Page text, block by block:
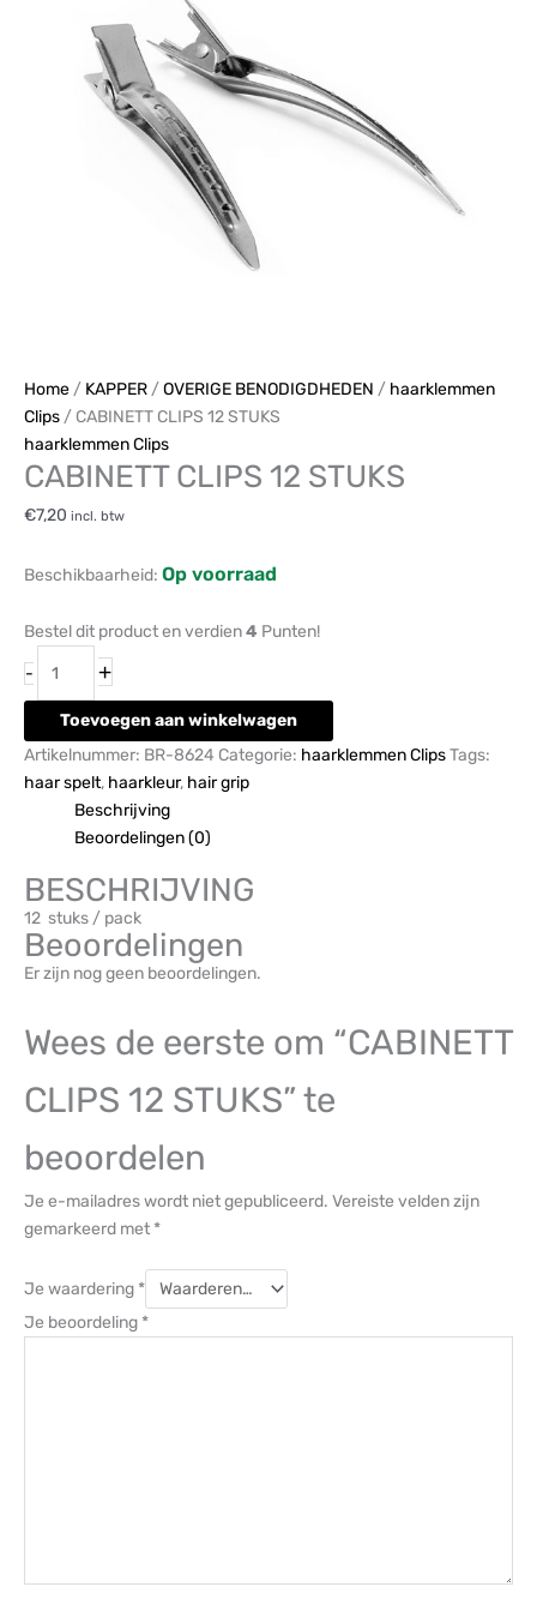
Home / KAPPER /OVERIGE BENODIGDHEDEN / haarklemmen
Clips / CABINETT CLIPS 12 STUKS
haarklemmen Clips
CABINETT CLIPS 12 STUKS
€7,20 incl. btw
Beschikbaarheid: Op voorraad
Bestel dit product en verdien4 Punten!
- +
Toevoegen aan winkelwagen
Artikelnummer: BR-8624 Categorie: haarklemmen ClipsTags:
haar spelt, haarkleur, hair grip
Beschrijving
Beoordelingen (0)
BESCHRIJVING
12 stuks / pack
Beoordelingen
Er zijn nog geen beoordelingen.
Wees de eerste om “CABINETT
CLIPS 12 STUKS” te
beoordelen
Je e-mailadres wordt niet gepubliceerd. Vereiste velden zijn
gemarkeerd met *
Je waardering *
Je beoordeling *